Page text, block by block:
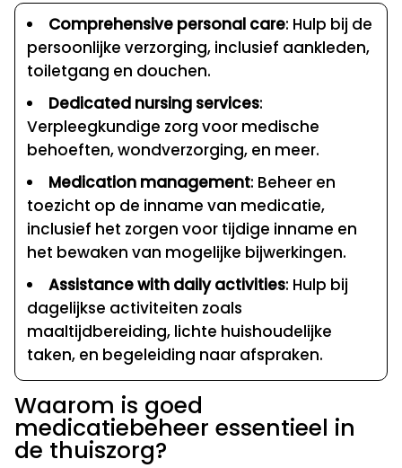
Comprehensive personal care: Hulp bij de
persoonlijke verzorging, inclusief aankleden,
toiletgang en douchen.
Dedicated nursing services:
Verpleegkundige zorg voor medische
behoeften, wondverzorging, en meer.
Medication management: Beheer en
toezicht op de inname van medicatie,
inclusief het zorgen voor tijdige inname en
het bewaken van mogelijke bijwerkingen.
Assistance with daily activities: Hulp bij
dagelijkse activiteiten zoals
maaltijdbereiding, lichte huishoudelijke
taken, en begeleiding naar afspraken.
Waarom is goed
medicatiebeheer essentieel in
de thuiszorg?